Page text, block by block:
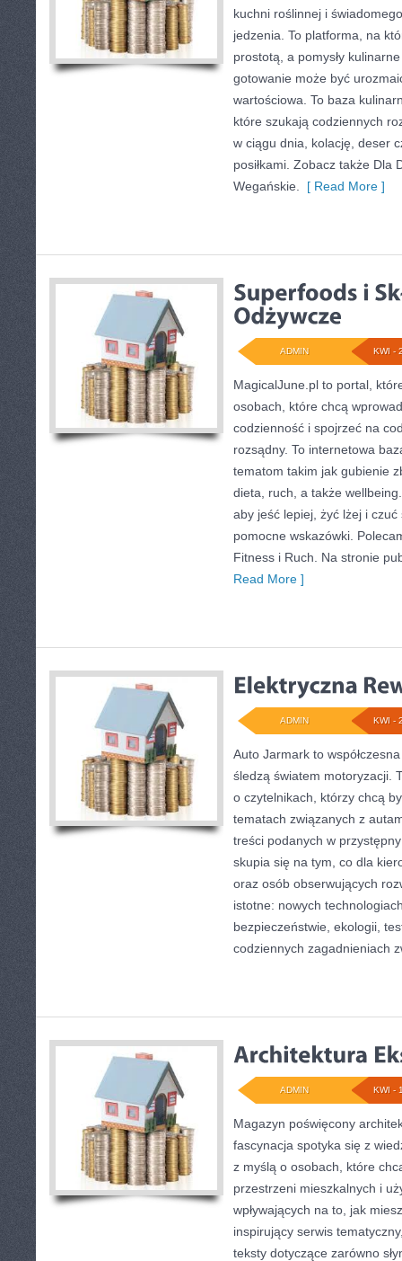
kuchni roślinnej i
jedzenia. To platforma, na
prostotą, a pomysły
gotowanie może być
wartościowa. To baza
które szukają codziennych
w ciągu dnia, kolację, deser
posiłkami. Zobacz także Dla
Wegańskie.
[ Read More ]
KWI -
ADMIN
MagicalJune.pl to portal,
osobach, które chcą
codzienność i spojrzeć na
rozsądny. To internetowa
tematom takim jak gubienie
dieta, ruch, a także
aby jeść lepiej, żyć lżej i
pomocne wskazówki.
Fitness i Ruch. Na stronie
Read More ]
KWI -
ADMIN
Auto Jarmark to
śledzą światem motoryzacji.
o czytelnikach, którzy chcą
tematach związanych z
treści podanych w
skupia się na tym, co dla
oraz osób obserwujących
istotne: nowych
bezpieczeństwie, ekologii,
codziennych zagadnieniach
KWI -
ADMIN
Magazyn poświęcony
fascynacja spotyka się z
z myślą o osobach, które
przestrzeni mieszkalnych i
wpływających na to, jak
inspirujący serwis
teksty dotyczące zarówno